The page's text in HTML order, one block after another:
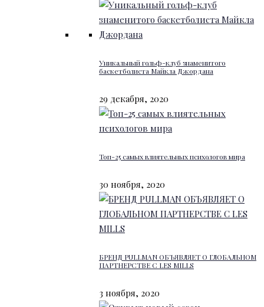
Уникальный гольф-клуб знаменитого
баскетболиста Майкла Джордана
29 декабря, 2020
Топ-25 самых влиятельных психологов мира
30 ноября, 2020
БРЕНД PULLMAN ОБЪЯВЛЯЕТ О ГЛОБАЛЬНОМ
ПАРТНЕРСТВЕ С LES MILLS
3 ноября, 2020